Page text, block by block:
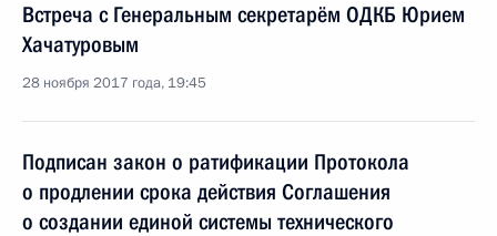
Встреча с Генеральным секретарём ОДКБ Юрием
Хачатуровым
28 ноября 2017 года, 19:45
Подписан закон о ратификации Протокола
о продлении срока действия Соглашения
о создании единой системы технического